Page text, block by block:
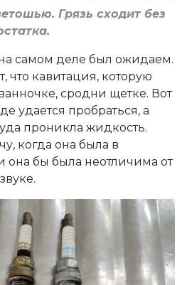
Грязь сходит без
на самом деле был ожидаем.
что кавитация, которую
сродни щетке. Вот
удается пробраться, а
проникла жидкость.
когда она была в
она бы была неотличима от